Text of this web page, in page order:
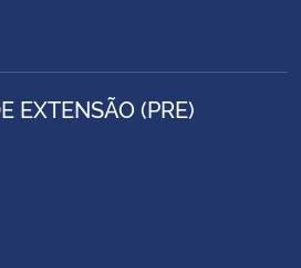
EXTENSÃO (PRE)